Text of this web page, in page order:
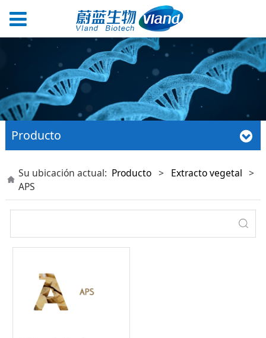
Producto
Su ubicación actual: Producto > Extracto vegetal >
APS